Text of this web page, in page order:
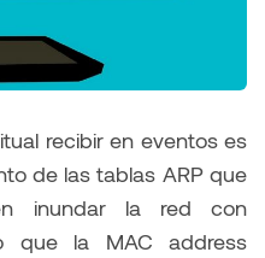
recibir en eventos es
de las tablas ARP que
inundar la red con
que la MAC address